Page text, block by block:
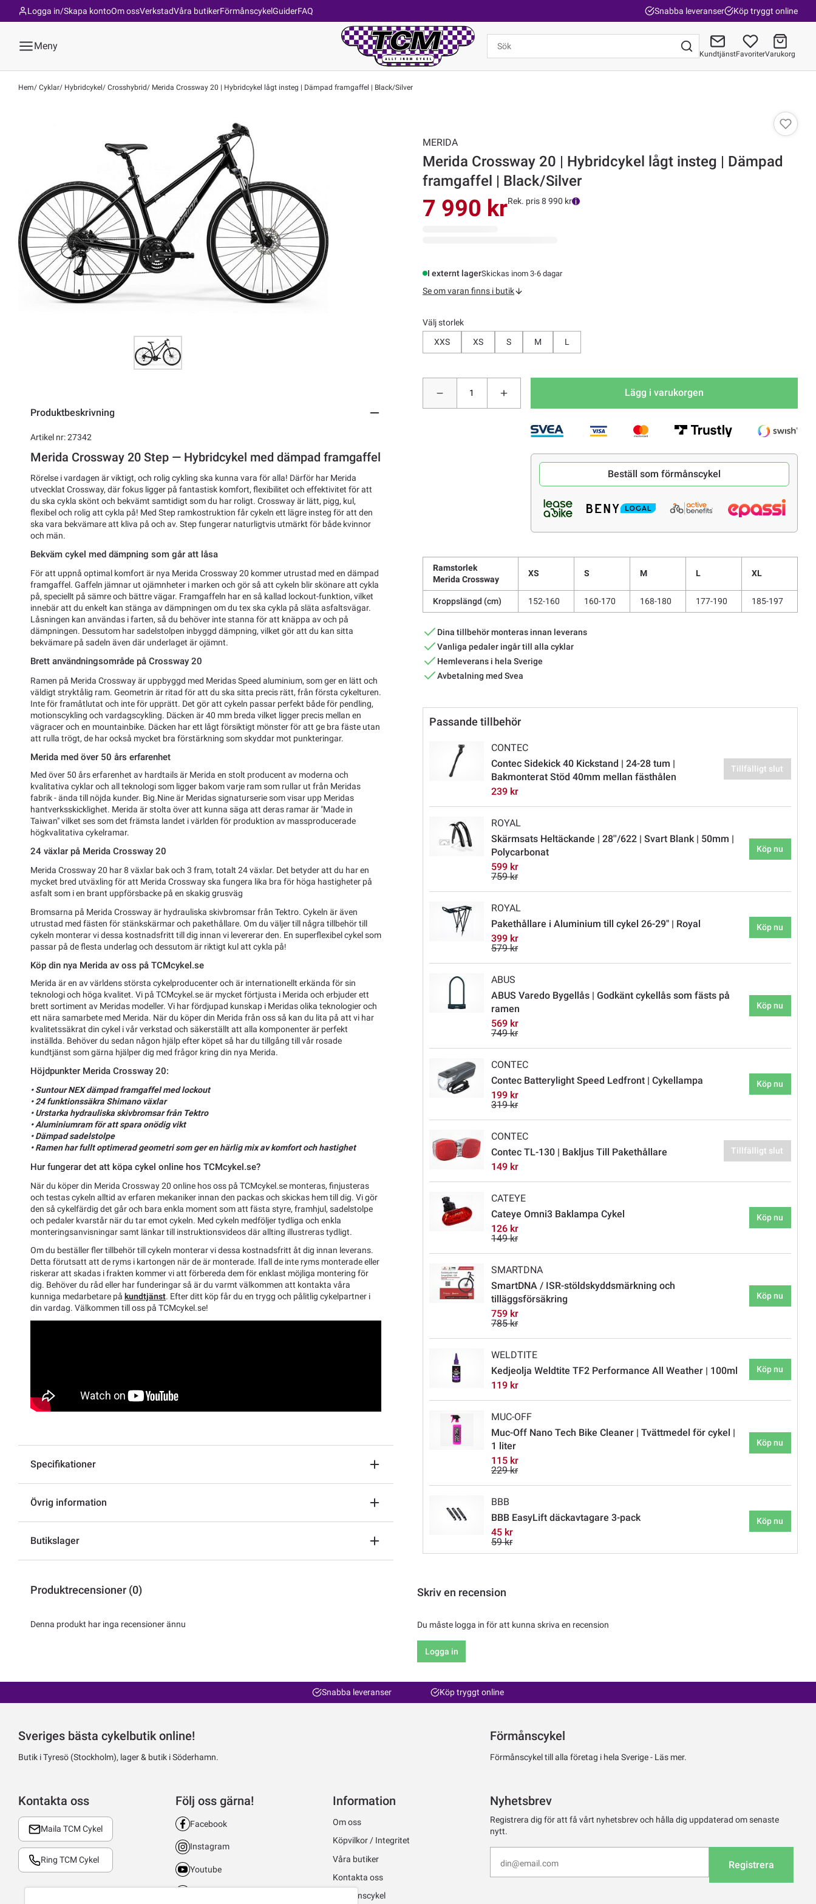
Om ossVerkstadVåra butikerFörmånscykelGuiderFAQ
Logga in/Skapa konto Snabba leveranser Köp tryggt online
Meny
KundtjänstFavoriterVarukorg
Hem Cyklar Hybridcykel Crosshybrid Merida Crossway 20 | Hybridcykel lågt insteg | Dämpad framgaffel | Black/Silver
Produktbeskrivning
Artikel nr: 27342
Merida Crossway 20 Step — Hybridcykel med dämpad framgaffel
Rörelse i vardagen är viktigt, och rolig cykling ska kunna vara för alla! Därför har Merida
utvecklat Crossway, där fokus ligger på fantastisk komfort, flexibilitet och effektivitet för att
du ska cykla skönt och bekvämt samtidigt som du har roligt. Crossway är lätt, pigg, kul,
flexibel och rolig att cykla på! Med Step ramkostruktion får cykeln ett lägre insteg för att den
ska vara bekvämare att kliva på och av. Step fungerar naturligtvis utmärkt för både kvinnor
och män.
Bekväm cykel med dämpning som går att låsa
För att uppnå optimal komfort är nya Merida Crossway 20 kommer utrustad med en dämpad
framgaffel. Gaffeln jämnar ut ojämnheter i marken och gör så att cykeln blir skönare att cykla
på, speciellt på sämre och bättre vägar. Framgaffeln har en så kallad lockout-funktion, vilket
innebär att du enkelt kan stänga av dämpningen om du tex ska cykla på släta asfaltsvägar.
Låsningen kan användas i farten, så du behöver inte stanna för att knäppa av och på
dämpningen. Dessutom har sadelstolpen inbyggd dämpning, vilket gör att du kan sitta
bekvämare på sadeln även där underlaget är ojämnt.
Brett användningsområde på Crossway 20
Ramen på Merida Crossway är uppbyggd med Meridas Speed aluminium, som ger en lätt och
väldigt stryktålig ram. Geometrin är ritad för att du ska sitta precis rätt, från första cykelturen.
Inte för framåtlutat och inte för upprätt. Det gör att cykeln passar perfekt både för pendling,
motionscykling och vardagscykling. Däcken är 40 mm breda vilket ligger precis mellan en
vägracer och en mountainbike. Däcken har ett lågt försiktigt mönster för att ge bra fäste utan
att rulla trögt, de har också mycket bra förstärkning som skyddar mot punkteringar.
Merida med över 50 års erfarenhet
Med över 50 års erfarenhet av hardtails är Merida en stolt producent av moderna och
kvalitativa cyklar och all teknologi som ligger bakom varje ram som rullar ut från Meridas
fabrik - ända till nöjda kunder. Big.Nine är Meridas signaturserie som visar upp Meridas
hantverksskicklighet. Merida är stolta över att kunna säga att deras ramar är "Made in
Taiwan" vilket ses som det främsta landet i världen för produktion av massproducerade
högkvalitativa cykelramar.
24 växlar på Merida Crossway 20
Merida Crossway 20 har 8 växlar bak och 3 fram, totalt 24 växlar. Det betyder att du har en
mycket bred utväxling för att Merida Crossway ska fungera lika bra för höga hastigheter på
asfalt som i en brant uppförsbacke på en skakig grusväg
Bromsarna på Merida Crossway är hydrauliska skivbromsar från Tektro. Cykeln är även
utrustad med fästen för stänkskärmar och pakethållare. Om du väljer till några tillbehör till
cykeln monterar vi dessa kostnadsfritt till dig innan vi levererar den. En superflexibel cykel som
passar på de flesta underlag och dessutom är riktigt kul att cykla på!
Köp din nya Merida av oss på TCMcykel.se
Merida är en av världens största cykelproducenter och är internationellt erkända för sin
teknologi och höga kvalitet. Vi på TCMcykel.se är mycket förtjusta i Merida och erbjuder ett
brett sortiment av Meridas modeller. Vi har fördjupad kunskap i Meridas olika teknologier och
ett nära samarbete med Merida. När du köper din Merida från oss så kan du lita på att vi har
kvalitetssäkrat din cykel i vår verkstad och säkerställt att alla komponenter är perfekt
inställda. Behöver du sedan någon hjälp efter köpet så har du tillgång till vår rosade
kundtjänst som gärna hjälper dig med frågor kring din nya Merida.
Höjdpunkter Merida Crossway 20:
• Suntour NEX dämpad framgaffel med lockout
• 24 funktionssäkra Shimano växlar
• Urstarka hydrauliska skivbromsar från Tektro
• Aluminiumram för att spara onödig vikt
• Dämpad sadelstolpe
• Ramen har fullt optimerad geometri som ger en härlig mix av komfort och hastighet
Hur fungerar det att köpa cykel online hos TCMcykel.se?
När du köper din Merida Crossway 20 online hos oss på TCMcykel.se monteras, finjusteras
och testas cykeln alltid av erfaren mekaniker innan den packas och skickas hem till dig. Vi gör
den så cykelfärdig det går och bara enkla moment som att fästa styre, framhjul, sadelstolpe
och pedaler kvarstår när du tar emot cykeln. Med cykeln medföljer tydliga och enkla
monteringsanvisningar samt länkar till instruktionsvideos där allting illustreras tydligt.
Om du beställer fler tillbehör till cykeln monterar vi dessa kostnadsfritt åt dig innan leverans.
Detta förutsatt att de ryms i kartongen när de är monterade. Ifall de inte ryms monterade eller
riskerar att skadas i frakten kommer vi att förbereda dem för enklast möjliga montering för
dig. Behöver du råd eller har funderingar så är du varmt välkommen att kontakta våra
kunniga medarbetare på kundtjänst. Efter ditt köp får du en trygg och pålitlig cykelpartner i
din vardag. Välkommen till oss på TCMcykel.se!
Specifikationer
Övrig information
Butikslager
MERIDA
Merida Crossway 20 | Hybridcykel lågt insteg | Dämpad
framgaffel | Black/Silver
7 990 krRek. pris 8 990 kr
I externt lagerSkickas inom 3-6 dagar
Se om varan finns i butik
Välj storlek
XXS
XS S M L
Lägg i varukorgen
Beställ som förmånscykel
Ramstorlek
Merida Crossway
XS S M L XL
Kroppslängd (cm) 152-160 160-170 168-180 177-190 185-197
Dina tillbehör monteras innan leverans
Vanliga pedaler ingår till alla cyklar
Hemleverans i hela Sverige
Avbetalning med Svea
Passande tillbehör
CONTEC
Contec Sidekick 40 Kickstand | 24-28 tum |
Bakmonterat Stöd 40mm mellan fästhålen
239 kr
Tillfälligt slut
ROYAL
Skärmsats Heltäckande | 28''/622 | Svart Blank | 50mm |
Polycarbonat
599 kr
759 kr
Köp nu
ROYAL
Pakethållare i Aluminium till cykel 26-29" | Royal
399 kr
579 kr
Köp nu
ABUS
ABUS Varedo Bygellås | Godkänt cykellås som fästs på
ramen
569 kr
749 kr
Köp nu
CONTEC
Contec Batterylight Speed Ledfront | Cykellampa
199 kr
319 kr
Köp nu
CONTEC
Contec TL-130 | Bakljus Till Pakethållare
149 kr
Tillfälligt slut
CATEYE
Cateye Omni3 Baklampa Cykel
126 kr
149 kr
Köp nu
SMARTDNA
SmartDNA / ISR-stöldskyddsmärkning och
tilläggsförsäkring
759 kr
785 kr
Köp nu
WELDTITE
Kedjeolja Weldtite TF2 Performance All Weather | 100ml
119 kr
Köp nu
MUC-OFF
Muc-Off Nano Tech Bike Cleaner | Tvättmedel för cykel |
1 liter
115 kr
229 kr
Köp nu
BBB
BBB EasyLift däckavtagare 3-pack
45 kr
59 kr
Köp nu
Produktrecensioner (0)
Denna produkt har inga recensioner ännu
Skriv en recension
Du måste logga in för att kunna skriva en recension
Logga in
Snabba leveranser Köp tryggt online
Sveriges bästa cykelbutik online!
Butik i Tyresö (Stockholm), lager & butik i Söderhamn.
Förmånscykel
Förmånscykel till alla företag i hela Sverige - Läs mer.
Kontakta oss
Maila TCM Cykel
Ring TCM Cykel
Följ oss gärna!
Facebook
Instagram
Youtube
Information
Om oss
Köpvilkor / Integritet
Våra butiker
Kontakta oss
Förmånscykel
Nyhetsbrev
Registrera dig för att få vårt nyhetsbrev och hålla dig uppdaterad om senaste
nytt.
Registrera